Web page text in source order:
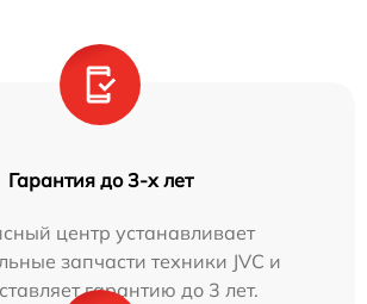
Гарантия до 3-х лет
центр устанавливает
запчасти техники JVC и
гарантию до 3 лет.